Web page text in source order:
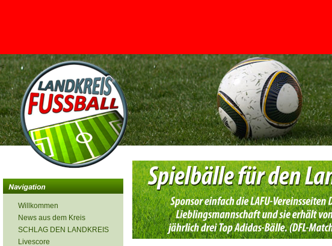
<
Willkommen
News aus dem Kreis
SCHLAG DEN LANDKREIS
Livescore